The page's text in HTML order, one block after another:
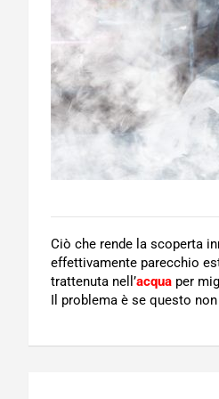
Ciò che rende la scoperta
effettivamente parecchio
trattenuta nell’acqua per
Il problema è se questo